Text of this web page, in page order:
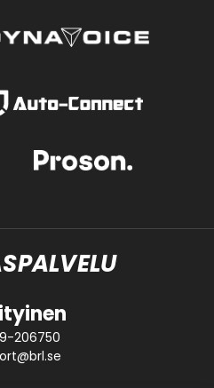
206750